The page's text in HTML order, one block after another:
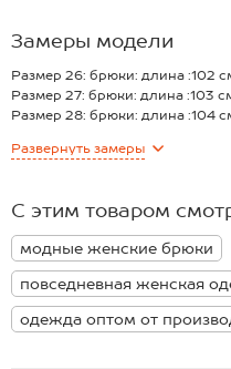
Свободный силуэт мом с
книзу, формируя идеальный
добавляет практичности и
комбинируется с любым
уютных встреч с друзьями.
размер 27.
Замеры модели
Размер 26: брюки: длина :102
Размер 27: брюки: длина :103
Размер 28: брюки: длина :104
Размер 30: брюки: длина :106
Развернуть замеры
С этим товаром
модные женские брюки
повседневная женская
одежда оптом от